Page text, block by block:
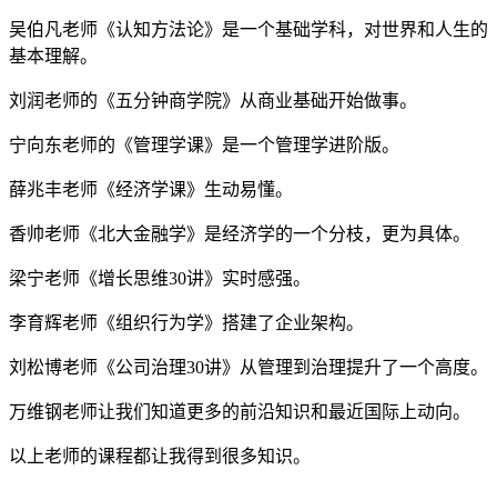
吴伯凡老师《认知方法论》是一个基础学科，对世界和人生的
基本理解。
刘润老师的《五分钟商学院》从商业基础开始做事。
宁向东老师的《管理学课》是一个管理学进阶版。
薛兆丰老师《经济学课》生动易懂。
香帅老师《北大金融学》是经济学的一个分枝，更为具体。
梁宁老师《增长思维30讲》实时感强。
李育辉老师《组织行为学》搭建了企业架构。
刘松博老师《公司治理30讲》从管理到治理提升了一个高度。
万维钢老师让我们知道更多的前沿知识和最近国际上动向。
以上老师的课程都让我得到很多知识。